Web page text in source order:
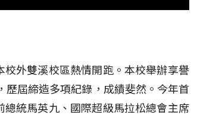
校外雙溪校區熱情開跑。本校舉辦享譽
屆締造多項紀錄，成績斐然。今年首
統馬英九、國際超級馬拉松總會主席